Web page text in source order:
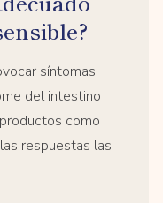
síntomas
del intestino
como
respuestas las